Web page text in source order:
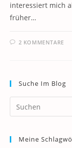
interessiert mich
früher…
2 KOMMENTARE
Suche Im Blog
Meine